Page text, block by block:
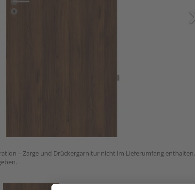
– Zarge und Drückergarnitur nicht im Lieferumfang enthalten,